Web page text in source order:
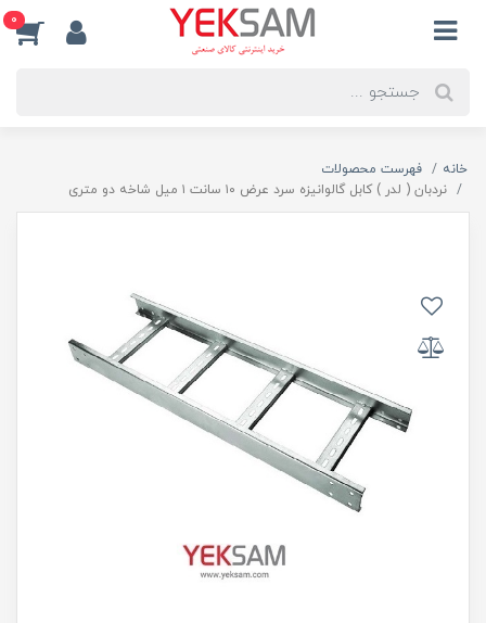
0
خانه
فهرست محصولات
نردبان ( لدر ) کابل گالوانیزه سرد عرض ۱۰ سانت ۱ میل شاخه دو متری